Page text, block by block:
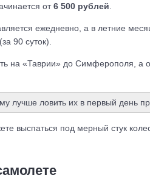
от6 500 рублей
ежедневно, а в летние
90 суток).
на «Таврии» до Симферополя, а
лучше ловить их в первый день
выспаться под мерный стук